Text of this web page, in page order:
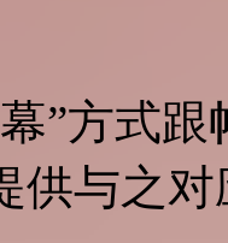
幕”方式
供与之